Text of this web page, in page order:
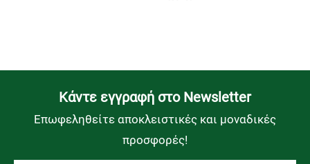
Kάντε εγγραφή στο Newsletter
Επωφεληθείτε αποκλειστικές και μοναδικές
προσφορές!